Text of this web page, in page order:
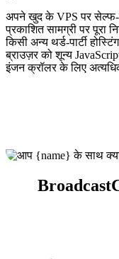
अपने खुद के VPS पर
प्रकाशित सामग्री पर पूरा
किसी अन्य थर्ड-पार्टी
ब्राउज़र को शून्य
इंजन क्रॉलर के लिए